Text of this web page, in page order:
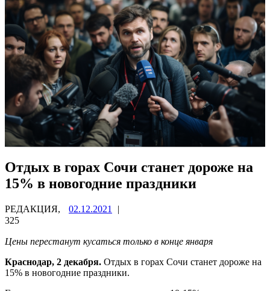
Отдых в горах Сочи станет дороже на
15% в новогодние праздники
РЕДАКЦИЯ, 02.12.2021
|
325
Цены перестанут кусаться только в конце января
Краснодар, 2 декабря. Отдых в горах Сочи станет дороже на
15% в новогодние праздники.